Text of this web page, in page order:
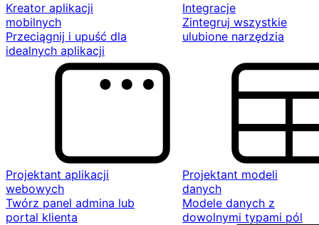
Kreator aplikacji
mobilnych
Przeciągnij i upuść dla
idealnych aplikacji
Integracje
Zintegruj wszystkie
ulubione narzędzia
Projektant aplikacji
webowych
Twórz panel admina lub
portal klienta
Projektant modeli
danych
Modele danych z
dowolnymi typami pól